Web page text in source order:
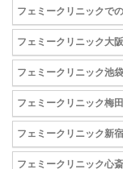
フェミークリニックで
フェミークリニック大
フェミークリニック池
フェミークリニック梅
フェミークリニック新
フェミークリニック心